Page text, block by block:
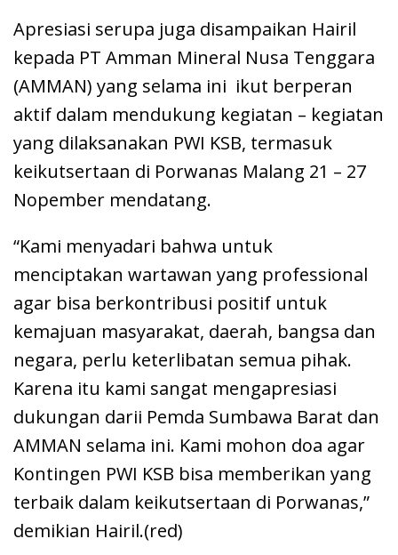
Apresiasi serupa juga disampaikan Hairil
kepada PT Amman Mineral Nusa Tenggara
(AMMAN) yang selama ini ikut berperan
aktif dalam mendukung kegiatan – kegiatan
yang dilaksanakan PWI KSB, termasuk
keikutsertaan di Porwanas Malang 21 – 27
Nopember mendatang.
“Kami menyadari bahwa untuk
menciptakan wartawan yang professional
agar bisa berkontribusi positif untuk
kemajuan masyarakat, daerah, bangsa dan
negara, perlu keterlibatan semua pihak.
Karena itu kami sangat mengapresiasi
dukungan darii Pemda Sumbawa Barat dan
AMMAN selama ini. Kami mohon doa agar
Kontingen PWI KSB bisa memberikan yang
terbaik dalam keikutsertaan di Porwanas,”
demikian Hairil.(red)